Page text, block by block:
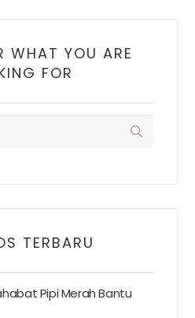
WHAT YOU ARE
FOR
TERBARU
Pipi Merah Bantu